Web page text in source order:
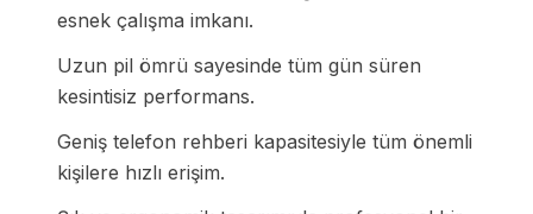
esnek çalışma imkanı.
Uzun pil ömrü sayesinde tüm gün süren
kesintisiz performans.
Geniş telefon rehberi kapasitesiyle tüm önemli
kişilere hızlı erişim.